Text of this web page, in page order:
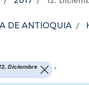
DE ANTIOQUIA
Diciembre .